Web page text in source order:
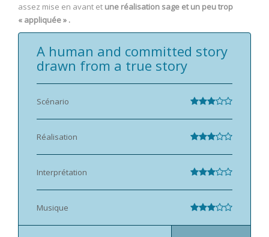
assez mise en avant et une réalisation sage et un peu trop
« appliquée » .
A human and committed story
drawn from a true story
Scénario
Réalisation
Interprétation
Musique